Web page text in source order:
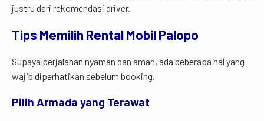
justru dari rekomendasi driver.
Tips Memilih Rental Mobil Palopo
Supaya perjalanan nyaman dan aman, ada beberapa hal yang
wajib diperhatikan sebelum booking.
Pilih Armada yang Terawat